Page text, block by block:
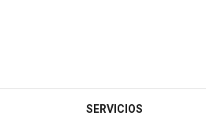
SERVICIOS